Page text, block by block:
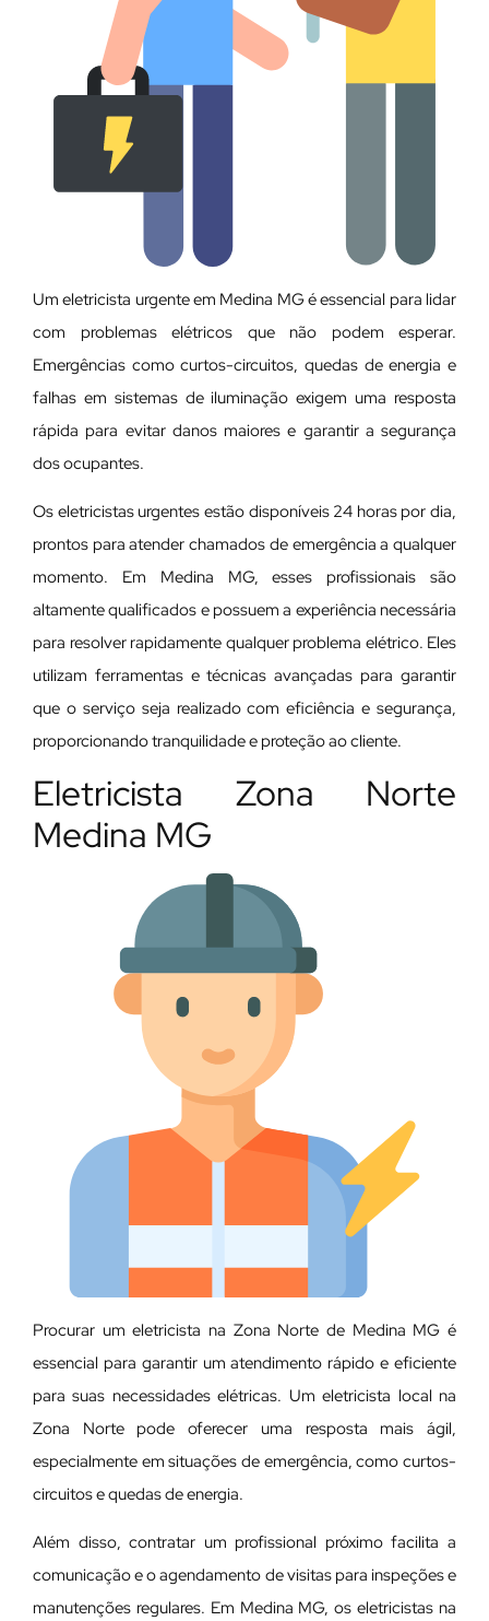
Um eletricista urgente em Medina MG é essencial para lidar
com problemas elétricos que não podem esperar.
Emergências como curtos-circuitos, quedas de energia e
falhas em sistemas de iluminação exigem uma resposta
rápida para evitar danos maiores e garantir a segurança
dos ocupantes.
Os eletricistas urgentes estão disponíveis 24 horas por dia,
prontos para atender chamados de emergência a qualquer
momento. Em Medina MG, esses profissionais são
altamente qualificados e possuem a experiência necessária
para resolver rapidamente qualquer problema elétrico. Eles
utilizam ferramentas e técnicas avançadas para garantir
que o serviço seja realizado com eficiência e segurança,
proporcionando tranquilidade e proteção ao cliente.
Eletricista Zona Norte
Medina MG
Procurar um eletricista na Zona Norte de Medina MG é
essencial para garantir um atendimento rápido e eficiente
para suas necessidades elétricas. Um eletricista local na
Zona Norte pode oferecer uma resposta mais ágil,
especialmente em situações de emergência, como curtos-
circuitos e quedas de energia.
Além disso, contratar um profissional próximo facilita a
comunicação e o agendamento de visitas para inspeções e
manutenções regulares. Em Medina MG, os eletricistas na